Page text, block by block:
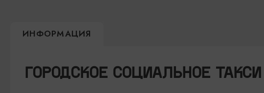
ИНФОРМАЦИЯ
ГОРОДСКОЕ СОЦИАЛЬНОЕ ТАКСИ